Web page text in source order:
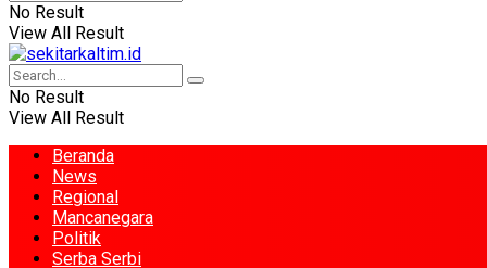
No Result
View All Result
No Result
View All Result
Beranda
News
Regional
Mancanegara
Politik
Serba Serbi